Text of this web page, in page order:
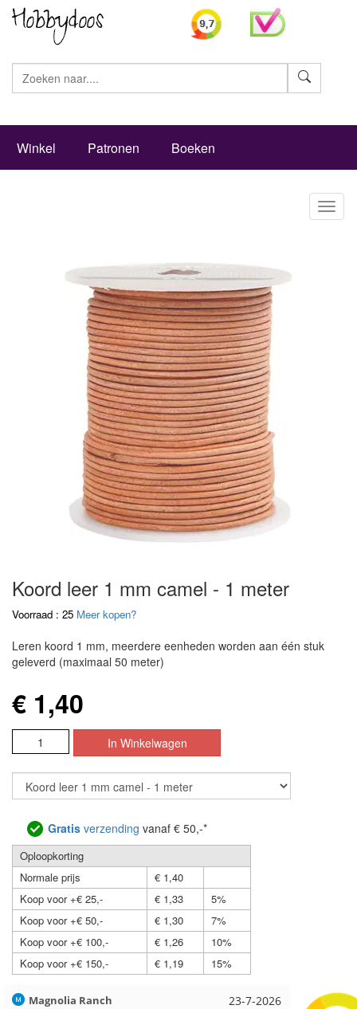
Winkel Patronen Boeken
Koord leer 1 mm camel - 1 meter
Voorraad : 25 Meer kopen?
Leren koord 1 mm, meerdere eenheden worden aan één stuk
geleverd (maximaal 50 meter)
€ 1,40
Gratis verzending vanaf € 50,-*
Oploopkorting
Normale prijs
€ 1,40
Koop voor +€ 25,-
€ 1,33
5%
Koop voor +€ 50,-
€ 1,30
7%
Koop voor +€ 100,-
€ 1,26
10%
Koop voor +€ 150,-
€ 1,19 15%
17-7-2026
Hilde uit Loyers Loes uit